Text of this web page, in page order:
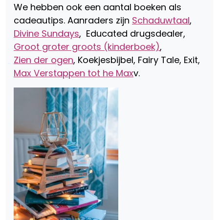
We hebben ook een aantal boeken als
cadeautips. Aanraders zijn Schaduwtaal,
Divine Sundays, Educated drugsdealer,
Groot groter groots (kinderboek),
Zien der ogen, Koekjesbijbel, Fairy Tale, Exit,
Max Verstappen tot he Maxv.